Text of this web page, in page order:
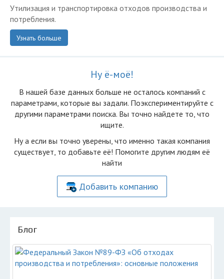
Утилизация и транспортировка отходов производства и
потребления.
Узнать больше
Ну ё-моё!
В нашей базе данных больше не осталоcь компаний с
параметрами, которые вы задали. Поэкспериментируйте с
другими параметрами поиска. Вы точно найдете то, что
ищите.
Ну а если вы точно уверены, что именно такая компания
существует, то добавьте её! Помогите другим людям её
найти
Добавить компанию
Блог